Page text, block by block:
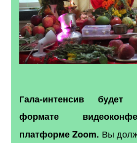
Гала-интенсив
формате
платформе Zoom. Вы